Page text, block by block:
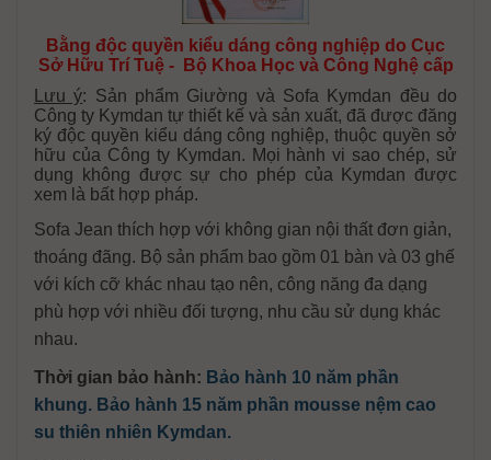
Bằng độc quyền kiểu dáng công nghiệp do Cục
Sở Hữu Trí Tuệ - Bộ Khoa Học và Công Nghệ cấp
Lưu ý: Sản phẩm Giường và Sofa Kymdan đều do
Công ty Kymdan tự thiết kế và sản xuất, đã được đăng
ký độc quyền kiểu dáng công nghiệp, thuộc quyền sở
hữu của Công ty Kymdan. Mọi hành vi sao chép, sử
dụng không được sự cho phép của Kymdan được
xem là bất hợp pháp.
Sofa Jean thích hợp với không gian nội thất đơn giản,
thoáng đãng. Bộ sản phẩm bao gồm 01 bàn và 03 ghế
với kích cỡ khác nhau tạo nên, công năng đa dạng
phù hợp với nhiều đối tượng, nhu cầu sử dụng khác
nhau.
Thời gian bảo hành: Bảo hành 10 năm phần
khung. Bảo hành 15 năm phần mousse nệm cao
su thiên nhiên Kymdan.